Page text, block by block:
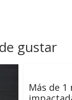
gustar
Más de